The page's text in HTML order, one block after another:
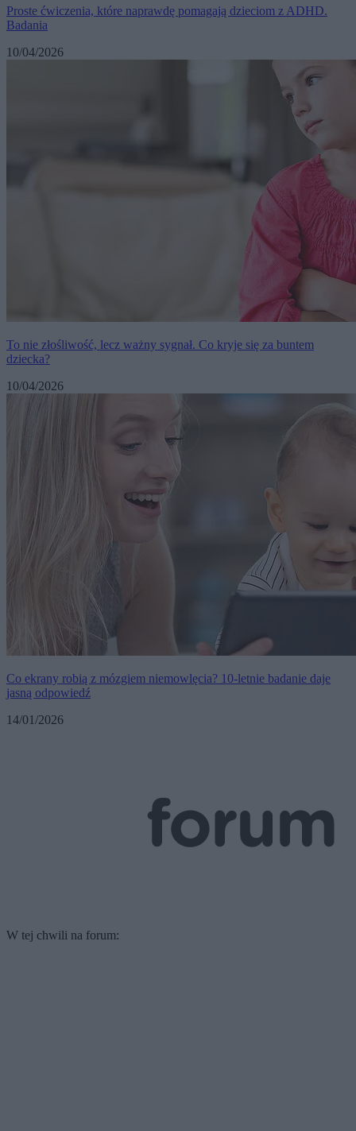
Proste ćwiczenia, które naprawdę pomagają dzieciom z ADHD.
Badania
10/04/2026
To nie złośliwość, lecz ważny sygnał. Co kryje się za buntem
dziecka?
10/04/2026
Co ekrany robią z mózgiem niemowlęcia? 10-letnie badanie daje
jasną odpowiedź
14/01/2026
W tej chwili na forum: